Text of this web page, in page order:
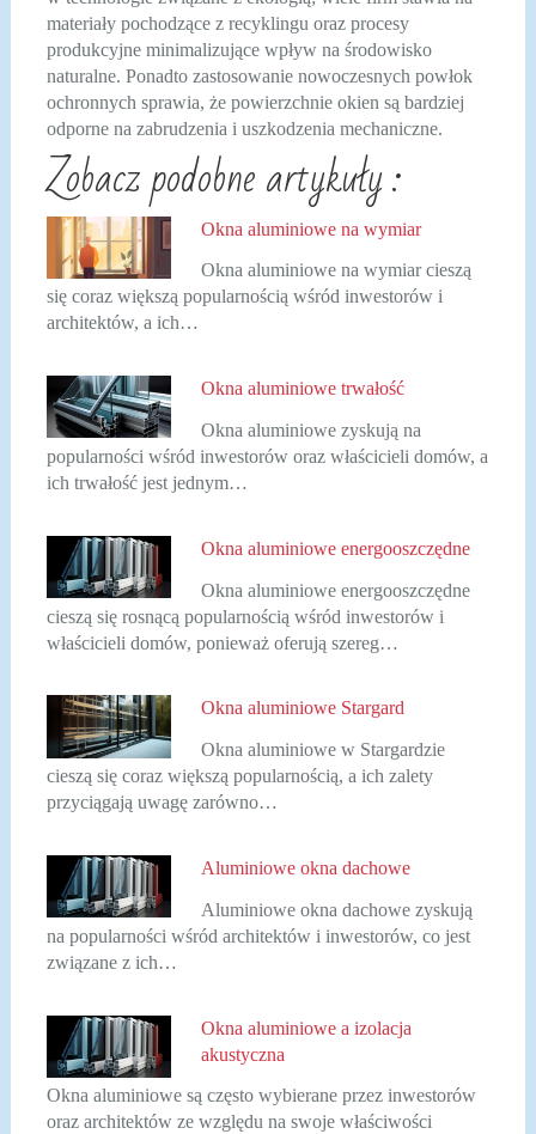
materiały pochodzące z recyklingu oraz procesy
produkcyjne minimalizujące wpływ na środowisko
naturalne. Ponadto zastosowanie nowoczesnych powłok
ochronnych sprawia, że powierzchnie okien są bardziej
odporne na zabrudzenia i uszkodzenia mechaniczne.
Zobacz podobne artykuły :
Okna aluminiowe na wymiar
Okna aluminiowe na wymiar cieszą
się coraz większą popularnością wśród inwestorów i
architektów, a ich…
Okna aluminiowe trwałość
Okna aluminiowe zyskują na
popularności wśród inwestorów oraz właścicieli domów, a
ich trwałość jest jednym…
Okna aluminiowe energooszczędne
Okna aluminiowe energooszczędne
cieszą się rosnącą popularnością wśród inwestorów i
właścicieli domów, ponieważ oferują szereg…
Okna aluminiowe Stargard
Okna aluminiowe w Stargardzie
cieszą się coraz większą popularnością, a ich zalety
przyciągają uwagę zarówno…
Aluminiowe okna dachowe
Aluminiowe okna dachowe zyskują
na popularności wśród architektów i inwestorów, co jest
związane z ich…
Okna aluminiowe a izolacja
akustyczna
Okna aluminiowe są często wybierane przez inwestorów
oraz architektów ze względu na swoje właściwości